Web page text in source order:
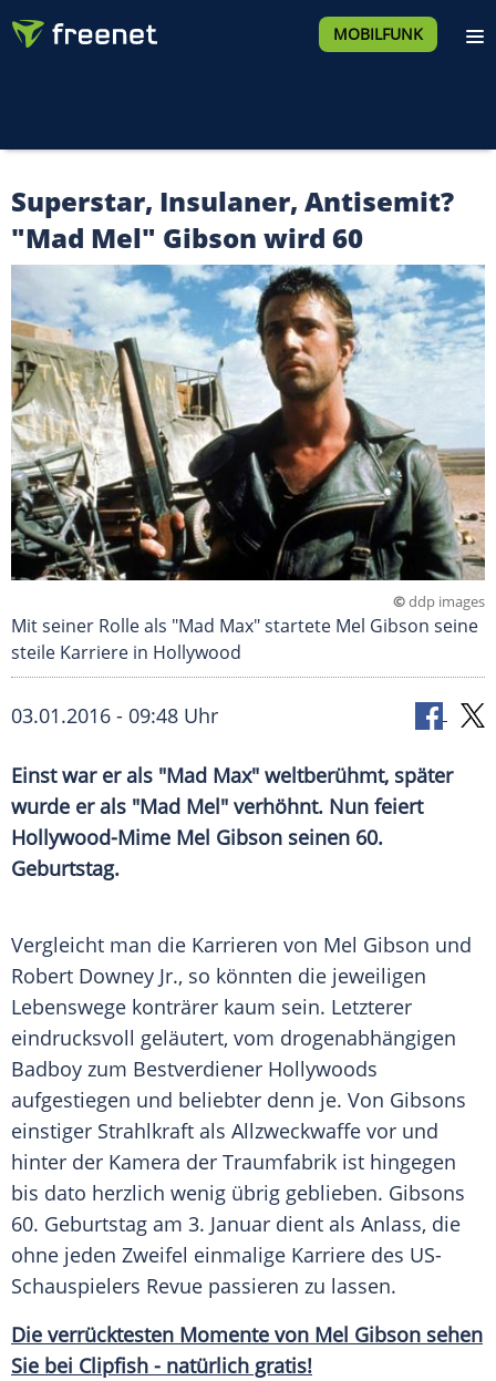
MOBILFUNK
Superstar, Insulaner, Antisemit?
"Mad Mel" Gibson wird 60
©ddp images
Mit seiner Rolle als "Mad Max" startete Mel Gibson seine
steile Karriere in Hollywood
03.01.2016 - 09:48 Uhr
Einst war er als "Mad Max" weltberühmt, später
wurde er als "Mad Mel" verhöhnt. Nun feiert
Hollywood-Mime Mel Gibson seinen 60.
Geburtstag.
Vergleicht man die Karrieren von Mel Gibson und
Robert Downey Jr., so könnten die jeweiligen
Lebenswege konträrer kaum sein. Letzterer
eindrucksvoll geläutert, vom drogenabhängigen
Badboy zum Bestverdiener Hollywoods
aufgestiegen und beliebter denn je. Von Gibsons
einstiger Strahlkraft als Allzweckwaffe vor und
hinter der Kamera der Traumfabrik ist hingegen
bis dato herzlich wenig übrig geblieben. Gibsons
60. Geburtstag am 3. Januar dient als Anlass, die
ohne jeden Zweifel einmalige Karriere des US-
Schauspielers Revue passieren zu lassen.
Die verrücktesten Momente von Mel Gibson sehen
Sie bei Clipfish - natürlich gratis!